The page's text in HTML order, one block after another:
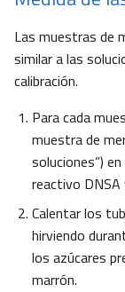
Las muestras de
similar a las
calibración.
Para cada
muestra de
soluciones”)
reactivo DNSA
Calentar los
hirviendo
los azúcares
marrón.